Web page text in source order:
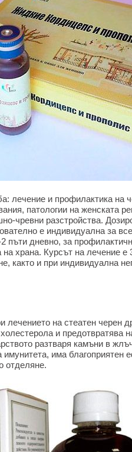
лечение и профилактика на
патологии на женската
чревни разстройства.
е индивидуална за
пъти дневно, за
храна. Курсът на лечение е
както и при индивидуална
лечението на стеатен черен
и предотвратява
разтваря камъни в
има благоприятен
отделяне.